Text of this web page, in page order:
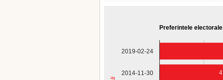
Preferintele
2019-02-24
2014-11-30